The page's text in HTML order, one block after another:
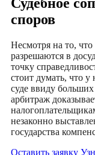
споров
Несмотря на то,
разрешаются в
точку
стоит думать, что у
суде ввиду
арбитраж
незаконно
государства
Оставить заявку